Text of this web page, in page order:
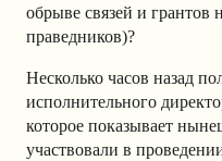
обрыве связей и грантов
праведников)?
Несколько часов назад
исполнительного
которое показывает
участвовали в